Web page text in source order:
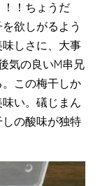
！ちょうだ
欲しがるよう
しさに、大事
気の良いM串兄
この梅干しか
い。礒じまん
の酸味が独特